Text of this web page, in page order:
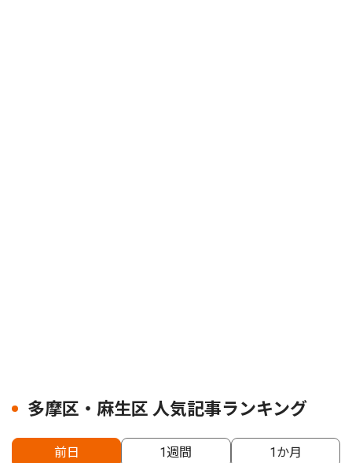
多摩区・麻生区 人気記事ランキング
前日 1週間 1か月